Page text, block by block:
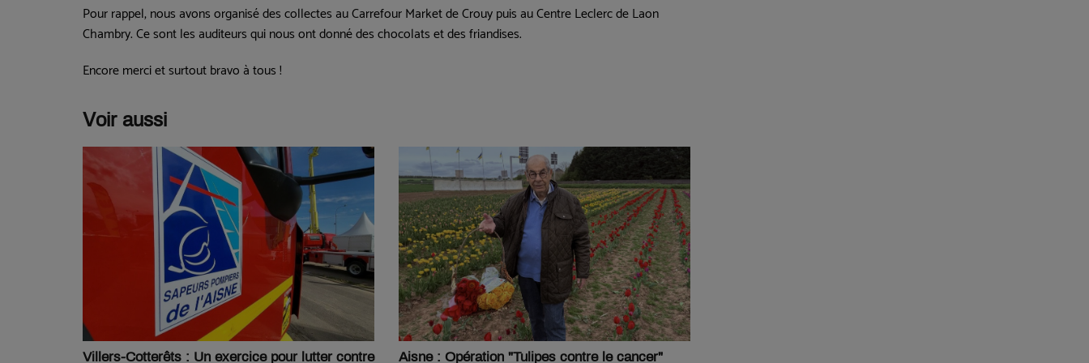
Pour rappel, nous avons organisé des collectes au Carrefour Market de Crouy puis au Centre Leclerc de Laon
Chambry. Ce sont les auditeurs qui nous ont donné des chocolats et des friandises.
Encore merci et surtout bravo à tous !
Voir aussi
Villers-Cotterêts : Un exercice pour lutter contre Aisne : Opération "Tulipes contre le cancer"